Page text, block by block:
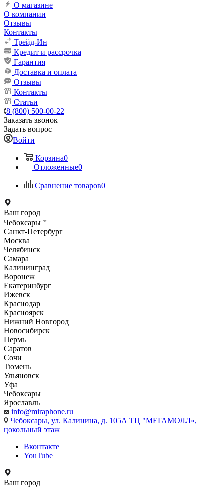
О магазине
О компании
Отзывы
Контакты
Трейд-Ин
Кредит и рассрочка
Гарантия
Доставка и оплата
Отзывы
Контакты
Статьи
8 (800) 500-00-22
Заказать звонок
Задать вопрос
Войти
Корзина0
Отложенные0
Сравнение товаров0
Ваш город
Чебоксары
Санкт-Петербург
Москва
Челябинск
Самара
Калининград
Воронеж
Екатеринбург
Ижевск
Краснодар
Красноярск
Нижний Новгород
Новосибирск
Пермь
Саратов
Сочи
Тюмень
Ульяновск
Уфа
Чебоксары
Ярославль
info@miraphone.ru
Чебоксары, ул. Калинина, д. 105А ТЦ "МЕГАМОЛЛ»,
цокольный этаж
Вконтакте
YouTube
Ваш город